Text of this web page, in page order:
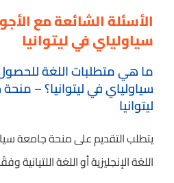
الأسئلة الشائعة مع
سياولياي في ليتوانيا
ما هي متطلبات اللغة
سياولياي في ليتوانيا؟ –
ليتوانيا
يتطلب التقديم على منحة جامعة
اللغة الإنجليزية أو اللغة اللتيانية